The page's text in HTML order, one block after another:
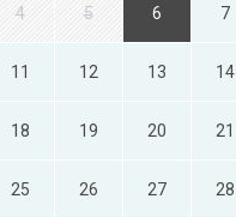
4 5 6 7
11 12 13 14
18 19 20 21
25 26 27 28